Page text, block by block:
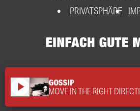
PRIVATSPHÄRE
play_arrow GOSSIP
MOVE IN THE RIGHT